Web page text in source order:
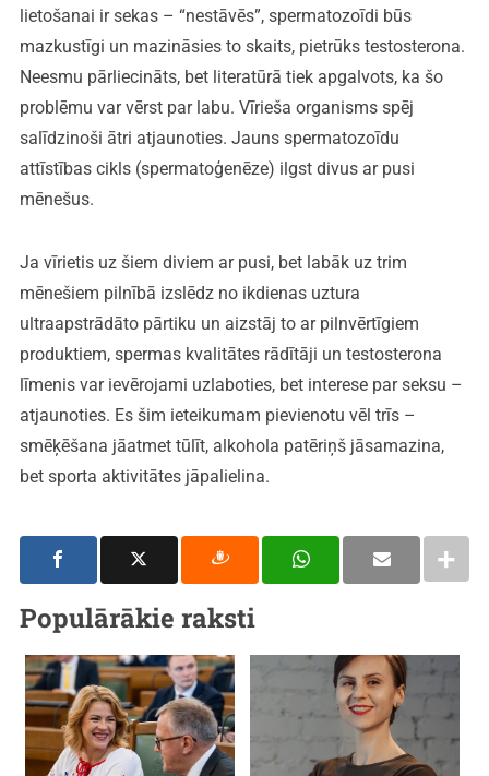
lietošanai ir sekas – “nestāvēs”, spermatozoīdi būs
mazkustīgi un mazināsies to skaits, pietrūks testosterona.
Neesmu pārliecināts, bet literatūrā tiek apgalvots, ka šo
problēmu var vērst par labu. Vīrieša organisms spēj
salīdzinoši ātri atjaunoties. Jauns spermatozoīdu
attīstības cikls (spermatoģenēze) ilgst divus ar pusi
mēnešus.
Ja vīrietis uz šiem diviem ar pusi, bet labāk uz trim
mēnešiem pilnībā izslēdz no ikdienas uztura
ultraapstrādāto pārtiku un aizstāj to ar pilnvērtīgiem
produktiem, spermas kvalitātes rādītāji un testosterona
līmenis var ievērojami uzlaboties, bet interese par seksu –
atjaunoties. Es šim ieteikumam pievienotu vēl trīs –
smēķēšana jāatmet tūlīt, alkohola patēriņš jāsamazina,
bet sporta aktivitātes jāpalielina.
Populārākie raksti